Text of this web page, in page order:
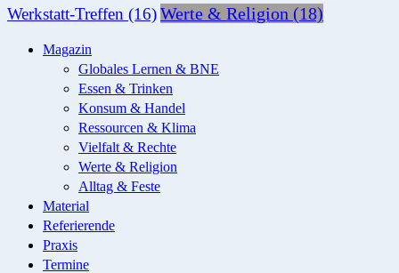
Werkstatt-Treffen (16)Werte & Religion (18)
Magazin
Globales Lernen & BNE
Essen & Trinken
Konsum & Handel
Ressourcen & Klima
Vielfalt & Rechte
Werte & Religion
Alltag & Feste
Material
Referierende
Praxis
Termine